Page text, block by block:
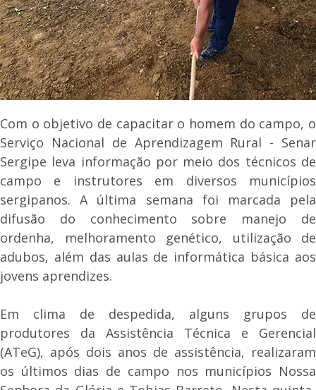
Com o objetivo de capacitar o homem do campo, o
Serviço Nacional de Aprendizagem Rural - Senar
Sergipe leva informação por meio dos técnicos de
campo e instrutores em diversos municípios
sergipanos. A última semana foi marcada pela
difusão do conhecimento sobre manejo de
ordenha, melhoramento genético, utilização de
adubos, além das aulas de informática básica aos
jovens aprendizes.
Em clima de despedida, alguns grupos de
produtores da Assistência Técnica e Gerencial
(ATeG), após dois anos de assistência, realizaram
os últimos dias de campo nos municípios Nossa